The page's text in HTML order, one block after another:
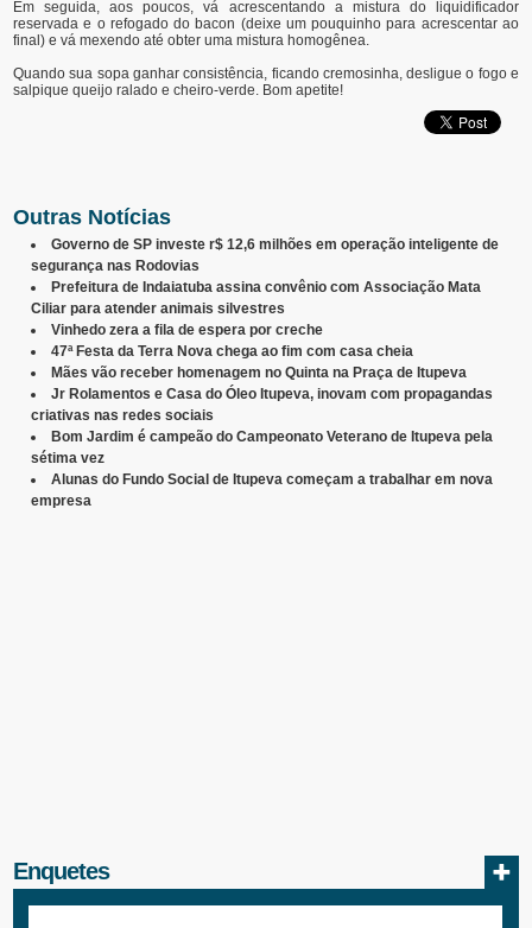
Em seguida, aos poucos, vá acrescentando a mistura do liquidificador
reservada e o refogado do bacon (deixe um pouquinho para acrescentar ao
final) e vá mexendo até obter uma mistura homogênea.
Quando sua sopa ganhar consistência, ficando cremosinha, desligue o fogo e
salpique queijo ralado e cheiro-verde. Bom apetite!
Outras Notícias
Governo de SP investe r$ 12,6 milhões em operação inteligente de
segurança nas Rodovias
Prefeitura de Indaiatuba assina convênio com Associação Mata
Ciliar para atender animais silvestres
Vinhedo zera a fila de espera por creche
47ª Festa da Terra Nova chega ao fim com casa cheia
Mães vão receber homenagem no Quinta na Praça de Itupeva
Jr Rolamentos e Casa do Óleo Itupeva, inovam com propagandas
criativas nas redes sociais
Bom Jardim é campeão do Campeonato Veterano de Itupeva pela
sétima vez
Alunas do Fundo Social de Itupeva começam a trabalhar em nova
empresa
Enquetes